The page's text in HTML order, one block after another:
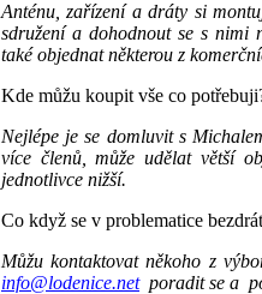
Anténu, zařízení a dráty si
sdružení a dohodnout se s nimi
také objednat některou z
Kde můžu koupit vše co
Nejlépe je se domluvit s
více členů, může udělat větší
jednotlivce nižší.
Co když se v problematice
Můžu kontaktovat někoho z
info@lodenice.netporadit se a